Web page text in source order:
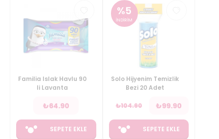
Familia Islak Havlu 90
li Lavanta
₺64.90
SEPETE EKLE
%5
İNDİRİM
Solo Hijyenim Temizlik
Bezi 20 Adet
₺104.90 ₺99.90
SEPETE EKLE